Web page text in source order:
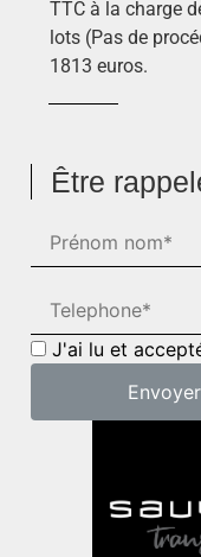
TTC à la charge
lots (Pas de
1813 euros.
Être
J'ai lu et